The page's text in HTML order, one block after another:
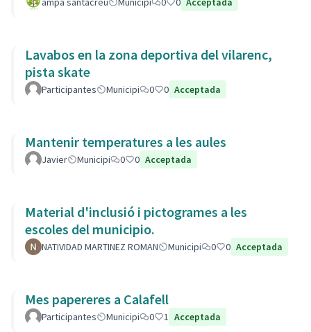
Lavabos en la zona deportiva del vilarenc,
pista skate
Participantes Municipi 0 0 Acceptada
Mantenir temperatures a les aules
Javier Municipi 0 0 Acceptada
Material d'inclusió i pictogrames a les
escoles del municipio.
NATIVIDAD MARTINEZ ROMAN Municipi 0 0 Acceptada
Mes papereres a Calafell
Participantes Municipi 0 1 Acceptada